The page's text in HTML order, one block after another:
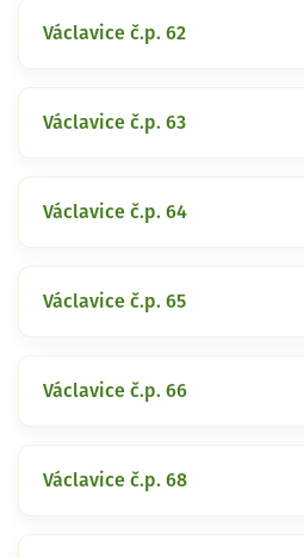
Václavice č.p. 62
Václavice č.p. 63
Václavice č.p. 64
Václavice č.p. 65
Václavice č.p. 66
Václavice č.p. 68